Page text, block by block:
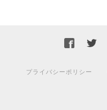
プライバシーポリシー